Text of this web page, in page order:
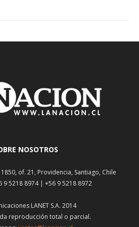
NOSOTROS
of. 21, Providencia, Santiago, Chile
9 5218 8974 | +56 9 5218 8972
LANET S.A. 2014
reproducción total o parcial.